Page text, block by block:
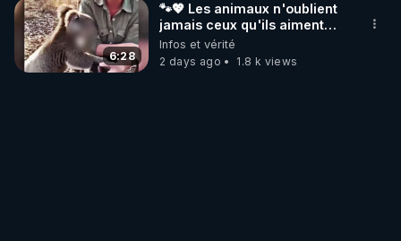
6:28
🐾💖 Les animaux n'oublient
jamais ceux qu'ils aiment…
🥹❤️
Infos et vérité
2 days ago
1.8 k views